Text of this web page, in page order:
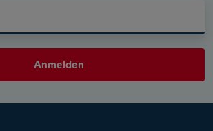
Anmelden